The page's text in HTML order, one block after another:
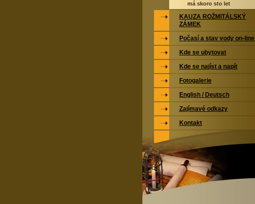
má skoro sto let
KAUZA ROŽMITÁLSKÝ
ZÁMEK
Počasí a stav vody on-line
Kde se ubytovat
Kde se najíst a napít
Fotogalerie
English / Deutsch
Zajímavé odkazy
Kontakt